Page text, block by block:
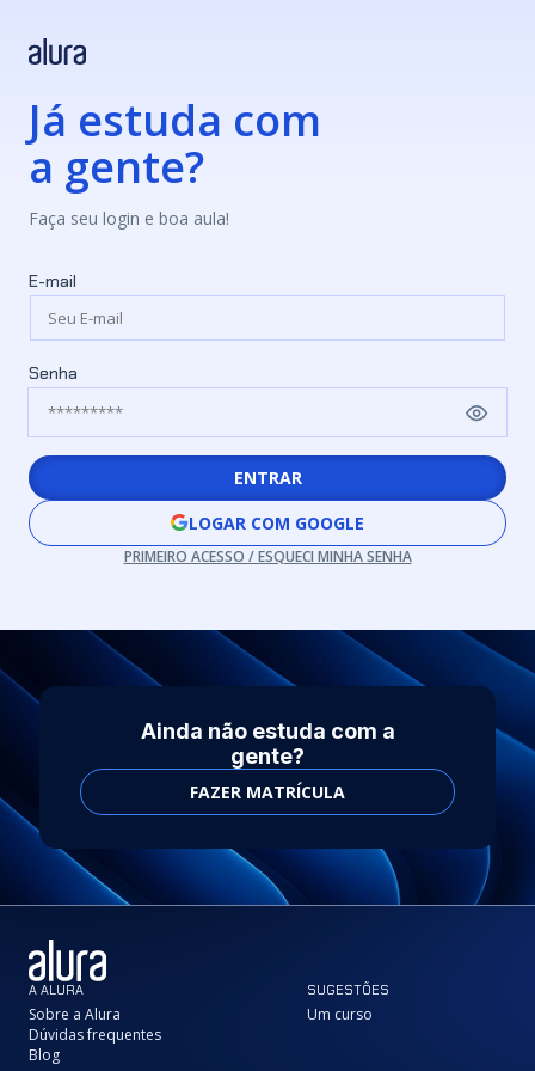
Já estuda com
a gente?
Faça seu login e boa aula!
E-mail
Senha
ENTRAR
LOGAR COM GOOGLE
PRIMEIRO ACESSO / ESQUECI MINHA SENHA
Ainda não estuda com a
gente?
FAZER MATRÍCULA
A ALURA
Sobre a Alura
Dúvidas frequentes
Blog
SUGESTÕES
Um curso